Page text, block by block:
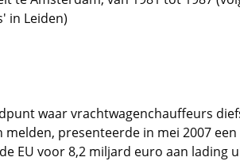
in Leiden)
waar vrachtwagenchauffeurs
melden, presenteerde in mei 2007
EU voor 8,2 miljard euro aan lading